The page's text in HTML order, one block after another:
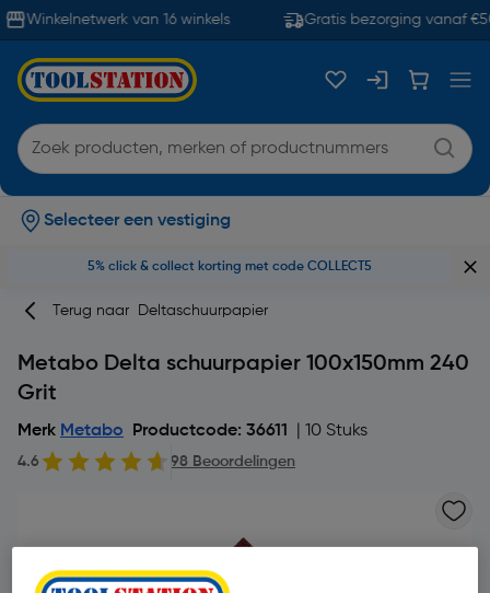
Winkelnetwerk van 16 winkels Gratis bezorging vanaf €50
Selecteer een vestiging
5% click & collect korting met code COLLECT5
Terug naar Deltaschuurpapier
Metabo Delta schuurpapier 100x150mm 240
Grit
Merk Metabo Productcode: 36611 | 10 Stuks
4.6 98 Beoordelingen